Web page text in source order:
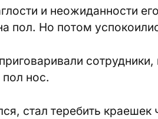
и неожиданности
пол. Но потом
нос.
стал теребить краешек